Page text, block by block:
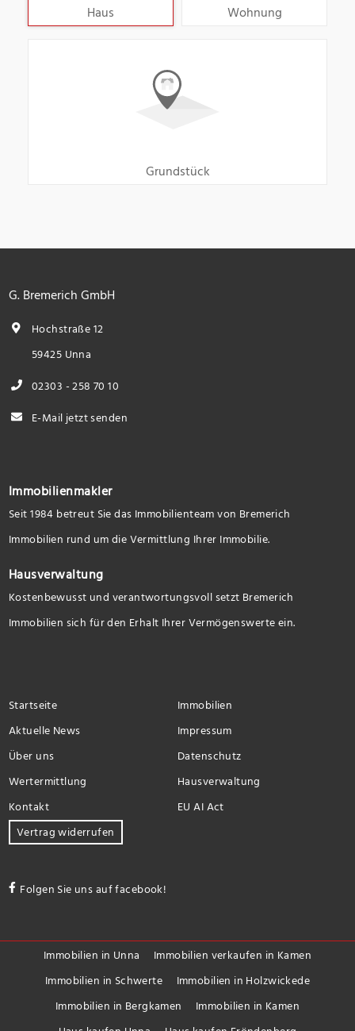
Haus Wohnung
Grundstück
G. Bremerich GmbH
Hochstraße 12
59425 Unna
02303 - 258 70 10
E-Mail jetzt senden
Immobilienmakler
Seit 1984 betreut Sie das Immobilienteam von Bremerich
Immobilien rund um die Vermittlung Ihrer Immobilie.
Hausverwaltung
Kostenbewusst und verantwortungsvoll setzt Bremerich
Immobilien sich für den Erhalt Ihrer Vermögenswerte ein.
Startseite
Immobilien
Aktuelle News
Impressum
Über uns
Datenschutz
Wertermittlung
Hausverwaltung
Kontakt
EU AI Act
Vertrag widerrufen
Folgen Sie uns auf facebook!
Immobilien in Unna
Immobilien verkaufen in Kamen
Immobilien in Schwerte
Immobilien in Holzwickede
Immobilien in Bergkamen
Immobilien in Kamen